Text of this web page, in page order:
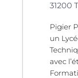
31200
Pigier
un
avec